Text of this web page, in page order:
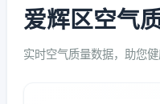
爱辉区空气
实时空气质量数据，助您